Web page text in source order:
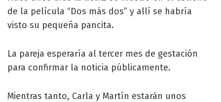
de la película “Dos más dos” y allí se habría
visto su pequeña pancita.
La pareja esperaría al tercer mes de gestación
para confirmar la noticia públicamente.
Mientras tanto, Carla y Martín estarán unos